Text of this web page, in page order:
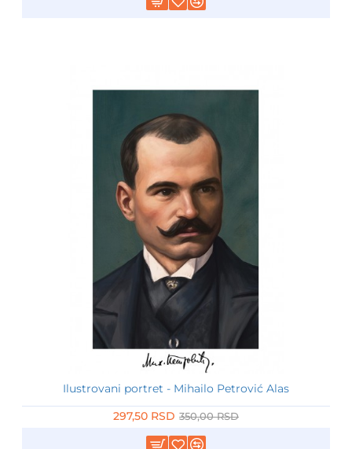
Ilustrovani portret - Mihailo Petrović Alas
297,50 RSD 350,00 RSD